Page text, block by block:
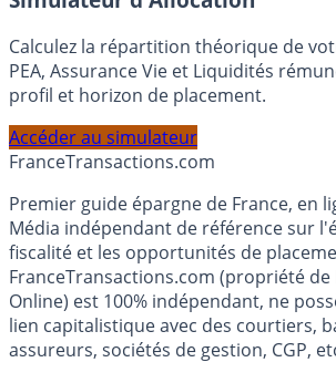
Simulateur d'Allocation
Calculez la répartition théorique de
PEA, Assurance Vie et Liquidités
profil et horizon de placement.
Accéder au simulateur
FranceTransactions.com
Premier guide épargne de France, en
Média indépendant de référence sur
fiscalité et les opportunités de
FranceTransactions.com (propriété de
Online) est 100% indépendant, ne
lien capitalistique avec des courtiers,